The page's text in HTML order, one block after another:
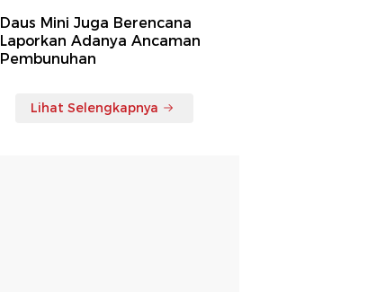
Daus Mini Juga Berencana
Laporkan Adanya Ancaman
Pembunuhan
Lihat Selengkapnya